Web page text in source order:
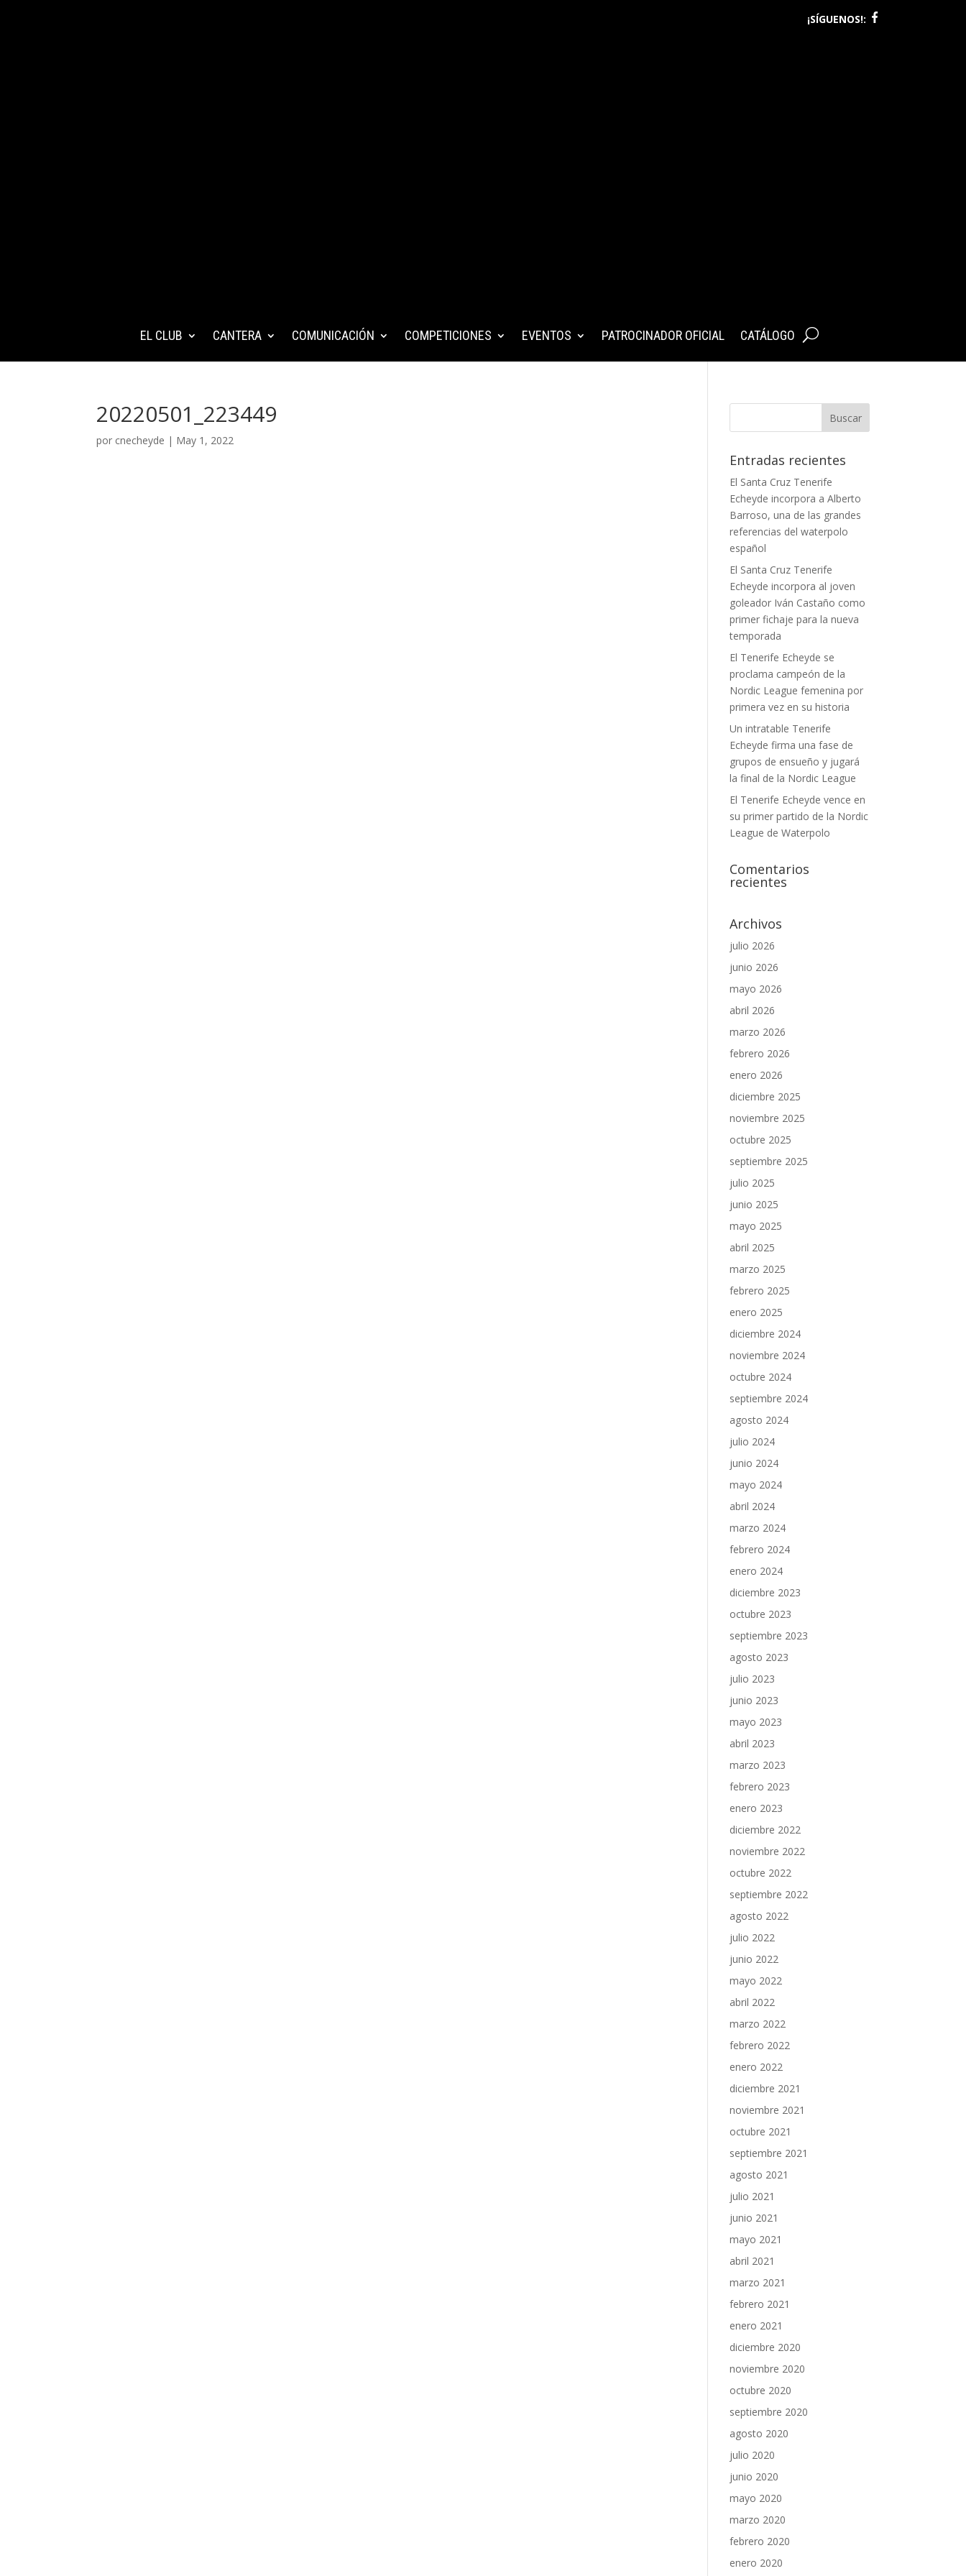
¡SÍGUENOS!:
EL CLUB CANTERA COMUNICACIÓN COMPETICIONES EVENTOS PATROCINADOR OFICIAL CATÁLOGO
20220501_223449
por cnecheyde | May 1, 2022
Entradas recientes
El Santa Cruz Tenerife
Echeyde incorpora a Alberto
Barroso, una de las grandes
referencias del waterpolo
español
El Santa Cruz Tenerife
Echeyde incorpora al joven
goleador Iván Castaño como
primer fichaje para la nueva
temporada
El Tenerife Echeyde se
proclama campeón de la
Nordic League femenina por
primera vez en su historia
Un intratable Tenerife
Echeyde firma una fase de
grupos de ensueño y jugará
la final de la Nordic League
El Tenerife Echeyde vence en
su primer partido de la Nordic
League de Waterpolo
Comentarios
recientes
Archivos
julio 2026
junio 2026
mayo 2026
abril 2026
marzo 2026
febrero 2026
enero 2026
diciembre 2025
noviembre 2025
octubre 2025
septiembre 2025
julio 2025
junio 2025
mayo 2025
abril 2025
marzo 2025
febrero 2025
enero 2025
diciembre 2024
noviembre 2024
octubre 2024
septiembre 2024
agosto 2024
julio 2024
junio 2024
mayo 2024
abril 2024
marzo 2024
febrero 2024
enero 2024
diciembre 2023
octubre 2023
septiembre 2023
agosto 2023
julio 2023
junio 2023
mayo 2023
abril 2023
marzo 2023
febrero 2023
enero 2023
diciembre 2022
noviembre 2022
octubre 2022
septiembre 2022
agosto 2022
julio 2022
junio 2022
mayo 2022
abril 2022
marzo 2022
febrero 2022
enero 2022
diciembre 2021
noviembre 2021
octubre 2021
septiembre 2021
agosto 2021
julio 2021
junio 2021
mayo 2021
abril 2021
marzo 2021
febrero 2021
enero 2021
diciembre 2020
noviembre 2020
octubre 2020
septiembre 2020
agosto 2020
julio 2020
junio 2020
mayo 2020
marzo 2020
febrero 2020
enero 2020